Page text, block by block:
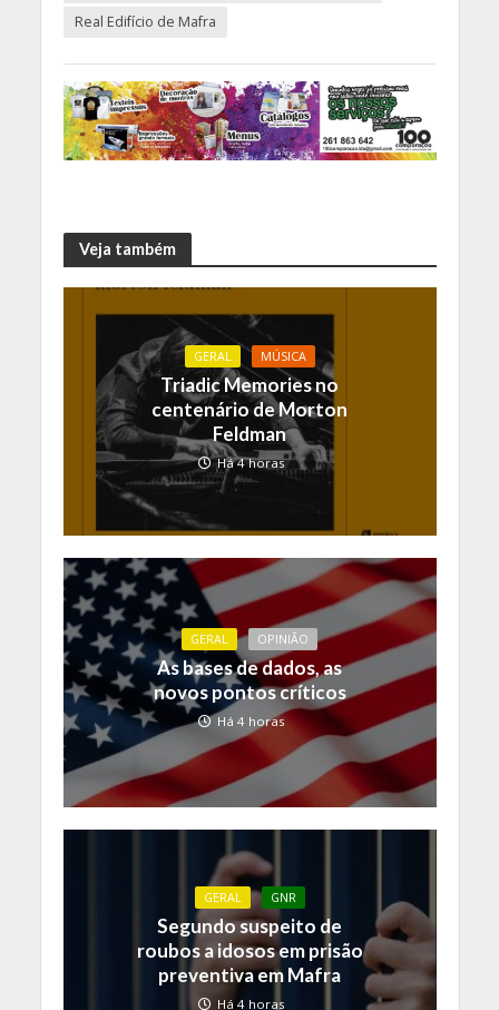
Real Edifício de Mafra
Veja também
GERAL MÚSICA
Triadic Memories no
centenário de Morton
Feldman
Há 4 horas
GERAL OPINIÃO
As bases de dados, as
novos pontos críticos
Há 4 horas
GERAL GNR
Segundo suspeito de
roubos a idosos em prisão
preventiva em Mafra
Há 4 horas